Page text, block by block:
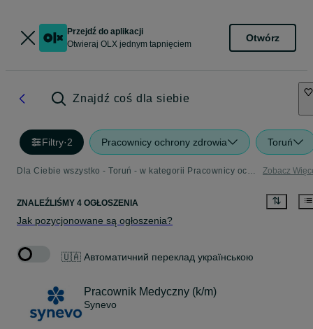
Przejdź do aplikacji
Otwieraj OLX jednym tapnięciem
Otwórz
Znajdź coś dla siebie
Filtry·2 Pracownicy ochrony zdrowia Toruń
Dla Ciebie wszystko - Toruń - w kategorii Pracownicy ochrony zdrowia Zobacz
ZNALEŹLIŚMY 4 OGŁOSZENIA
Jak pozycjonowane są ogłoszenia?
🇺🇦 Автоматичний переклад українською
Pracownik Medyczny (k/m)
Synevo